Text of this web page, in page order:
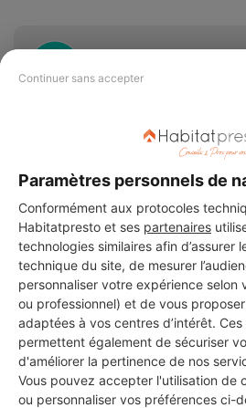
Continuer sans accepter
Paramètres personnels de
Conformément aux protocoles
Habitatpresto et ses partenaires
technologies similaires afin d’assurer
technique du site, de mesurer
personnaliser votre expérience selon
ou professionnel) et de vous
adaptées à vos centres d’intérêt.
permettent également de sécuriser
d'améliorer la pertinence de nos
Vous pouvez accepter l'utilisation de
ou personnaliser vos préférences ci-
MONSIEUR
La Trinité
FRANCKY
La Trinité
22 ans d'expérience
Voir sa fiche